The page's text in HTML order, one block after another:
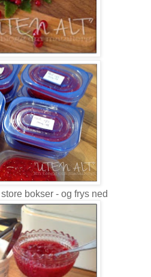
bokser - og frys ned